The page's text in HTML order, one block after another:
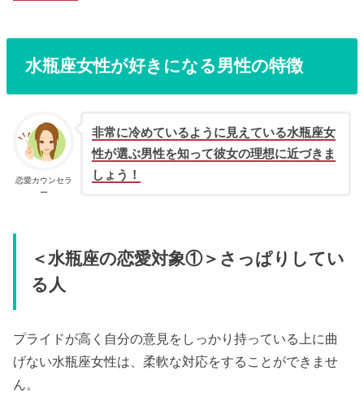
水瓶座女性が好きになる男性の特徴
恋愛カウンセラ
ー
非常に冷めているように見えている水瓶座女
性が選ぶ男性を知って彼女の理想に近づきま
しょう！
＜水瓶座の恋愛対象①＞さっぱりしてい
る人
プライドが高く自分の意見をしっかり持っている上に曲
げない水瓶座女性は、柔軟な対応をすることができませ
ん。